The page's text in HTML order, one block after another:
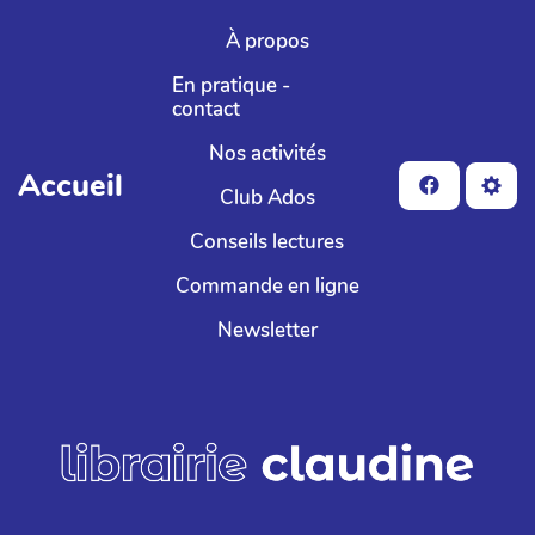
Aller au contenu principal
Accueil
À propos
En pratique -
contact
Nos activités
Club Ados
Conseils lectures
Commande en ligne
Newsletter